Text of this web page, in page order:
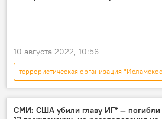
10 августа 2022, 10:56
террористическая организация
Спецоперация России по защите Донбасса
Россия
Украина
Европа
СМИ: США убили главу ИГ* — погибли